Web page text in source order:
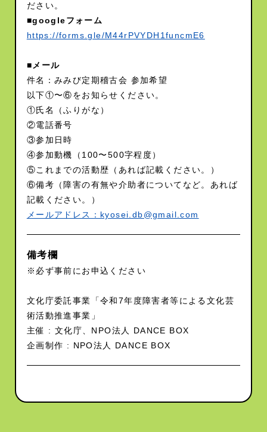
ださい。
■googleフォーム
https://forms.gle/M44rPVYDH1funcmE6
■メール
件名：みみび定期稽古会 参加希望
以下①〜⑥をお知らせください。
①氏名（ふりがな）
②電話番号
③参加日時
④参加動機（100〜500字程度）
⑤これまでの活動歴（あれば記載ください。）
⑥備考（障害の有無や介助者についてなど。あれば
記載ください。）
メールアドレス：kyosei.db@gmail.com
備考欄
※必ず事前にお申込ください
文化庁委託事業「令和7年度障害者等による文化芸
術活動推進事業」​
主催 : 文化庁、NPO法人 DANCE BOX
企画制作 : NPO法人 DANCE BOX